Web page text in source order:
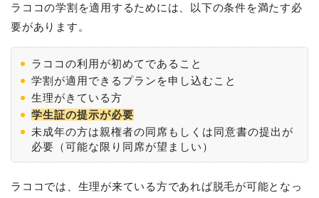
ラココの学割を適用するためには、以下の条件を満たす必
要があります。
ラココの利用が初めてであること
学割が適用できるプランを申し込むこと
生理がきている方
学生証の提示が必要
未成年の方は親権者の同席もしくは同意書の提出が
必要（可能な限り同席が望ましい）
ラココでは、生理が来ている方であれば脱毛が可能となっ